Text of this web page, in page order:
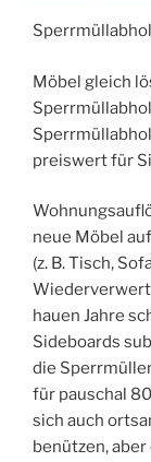
Möbel gleich
preiswert für
neue Möbel
(z. B. Tisch,
hauen Jahre
Sideboards
die
für pauschal
sich auch
benützen,